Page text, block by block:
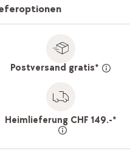
Postversand gratis*
Heimlieferung CHF 149.-*